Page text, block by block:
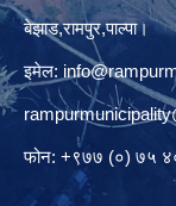
बेझाड,रामपुर,पाल्पा।
इमेल:
फोन: +९७७ (०) ७५